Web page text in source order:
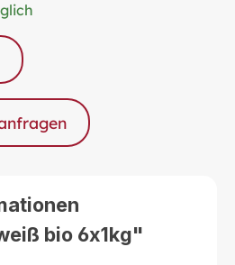
bio 6x1kg"